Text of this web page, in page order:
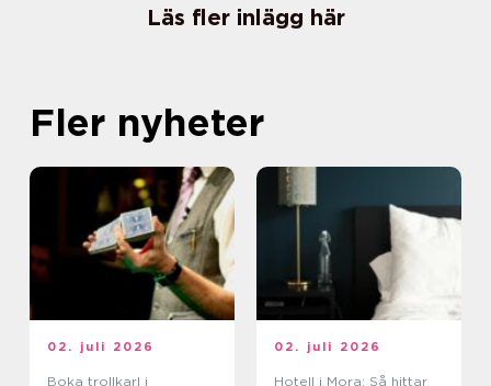
Läs fler inlägg här
Fler nyheter
02. juli 2026
Boka trollkarl i
02. juli 2026
Hotell i Mora: Så hittar